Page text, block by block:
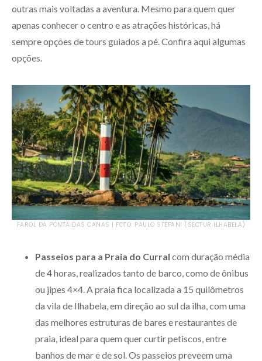
outras mais voltadas a aventura. Mesmo para quem quer
apenas conhecer o centro e as atrações históricas, há
sempre opções de tours guiados a pé. Confira aqui algumas
opções.
FAROL DA PONTA DAS CANAS | FOTO: PAULO STEFANI (SECTUR ILHABELA)
Passeios para a Praia do Curral com duração média
de 4 horas, realizados tanto de barco, como de ônibus
ou jipes 4×4. A praia fica localizada a 15 quilômetros
da vila de Ilhabela, em direção ao sul da ilha, com uma
das melhores estruturas de bares e restaurantes de
praia, ideal para quem quer curtir petiscos, entre
banhos de mar e de sol. Os passeios preveem uma